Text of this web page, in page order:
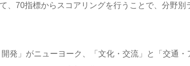
70指標からスコアリングを行うことで、分野別
発」がニューヨーク、「文化・交流」と「交通・